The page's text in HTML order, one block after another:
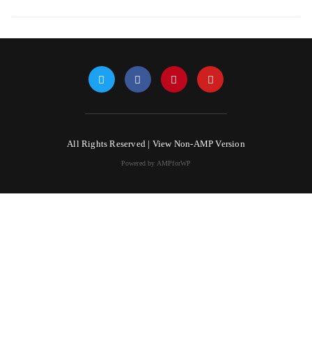
All Rights Reserved | View Non-AMP Version
Powered by AMPforWP